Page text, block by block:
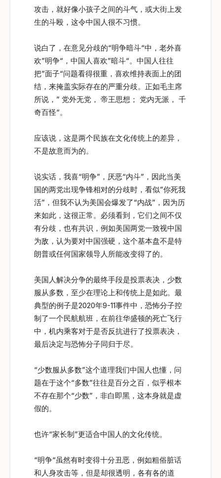
攻击，就好像小孩子之间的斗气，或大街上发
生的斗殴，这令中国人很不习惯。
说白了，在意见分歧的“明争暗斗“中，老外喜
欢”明争“，中国人喜欢”暗斗“。中国人往往
把”面子“问题看得很重，喜欢维持表面上的团
结，来掩盖实际存在的严重分歧。正如毛主席
所说，” 党外无党， 帝王思想； 党内无派， 千
奇百怪“。
应该说，这是两个民族在文化传统上的差异，
不是故意而为的。
说实话，我喜“明争”，厌恶“内斗”，因此当美
国的两党出现争锋相对的分歧时，看似”你死我
活”，但我不认为美国会爆发了“内战”，因为历
来如此，这很正常。必须看到，它们之间不仅
有分歧，也有共识，例如美国两党一致视中国
为敌，认为要对中国强硬，这个基本盘不是特
朗普或任何国家领导人所能改变得了的。
美国人解决分争的最终手段是投票表决，少数
服从多数，至少在理论上和传统上是如此。最
典型的例子是2020年9-11事件中，恐怖分子控
制了一个民航航班，在前往华盛顿的死亡飞行
中，机内乘客对于是否反抗进行了投票表决，
最后决定与恐怖分子同归于尽。
“少数服从多数”这个道理我们中国人也懂，问
题在于这个“多数”往往是百分之百，似乎根本
不存在那个“少数”，非白即黑，这本身就是虚
假的。
也许“家长制”更适合中国人的文化传统。
“明争“虽然有时变得十分丑恶，例如粗俗脏话
和人身攻击等，但是却很透明，各有各的道